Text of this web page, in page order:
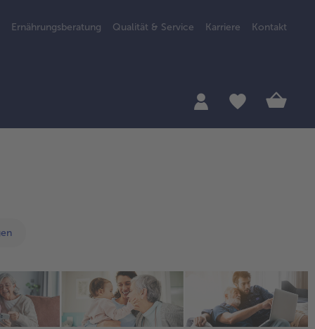
Ernährungsberatung Qualität & Service Karriere Kontakt